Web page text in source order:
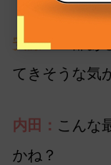
安藤：
てきそうな気
内田： こんな
かね？